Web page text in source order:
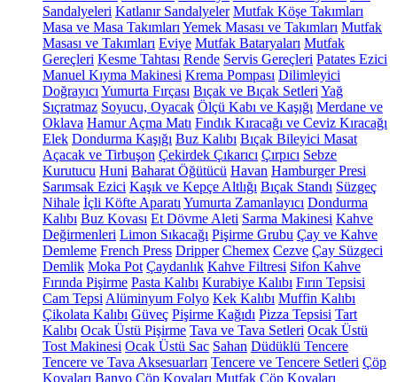
Sandalyeleri Katlanır Sandalyeler Mutfak Köşe Takımları
Masa ve Masa Takımları Yemek Masası ve Takımları Mutfak
Masası ve Takımları Eviye Mutfak Bataryaları Mutfak
Gereçleri Kesme Tahtası Rende Servis Gereçleri Patates Ezici
Manuel Kıyma Makinesi Krema Pompası Dilimleyici
Doğrayıcı Yumurta Fırçası Bıçak ve Bıçak Setleri Yağ
Sıçratmaz Soyucu, Oyacak Ölçü Kabı ve Kaşığı Merdane ve
Oklava Hamur Açma Matı Fındık Kıracağı ve Ceviz Kıracağı
Elek Dondurma Kaşığı Buz Kalıbı Bıçak Bileyici Masat
Açacak ve Tirbuşon Çekirdek Çıkarıcı Çırpıcı Sebze
Kurutucu Huni Baharat Öğütücü Havan Hamburger Presi
Sarımsak Ezici Kaşık ve Kepçe Altlığı Bıçak Standı Süzgeç
Nihale İçli Köfte Aparatı Yumurta Zamanlayıcı Dondurma
Kalıbı Buz Kovası Et Dövme Aleti Sarma Makinesi Kahve
Değirmenleri Limon Sıkacağı Pişirme Grubu Çay ve Kahve
Demleme French Press Dripper Chemex Cezve Çay Süzgeci
Demlik Moka Pot Çaydanlık Kahve Filtresi Sifon Kahve
Fırında Pişirme Pasta Kalıbı Kurabiye Kalıbı Fırın Tepsisi
Cam Tepsi Alüminyum Folyo Kek Kalıbı Muffin Kalıbı
Çikolata Kalıbı Güveç Pişirme Kağıdı Pizza Tepsisi Tart
Kalıbı Ocak Üstü Pişirme Tava ve Tava Setleri Ocak Üstü
Tost Makinesi Ocak Üstü Sac Sahan Düdüklü Tencere
Tencere ve Tava Aksesuarları Tencere ve Tencere Setleri Çöp
Kovaları Banyo Çöp Kovaları Mutfak Çöp Kovaları